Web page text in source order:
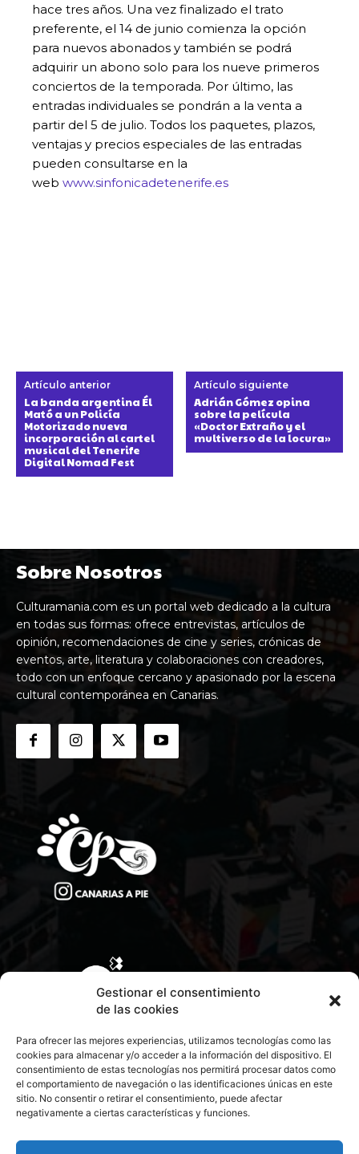
Gestionar el consentimiento
de las cookies
Para ofrecer las mejores experiencias, utilizamos tecnologías como las
cookies para almacenar y/o acceder a la información del dispositivo. El
consentimiento de estas tecnologías nos permitirá procesar datos como
el comportamiento de navegación o las identificaciones únicas en este
sitio. No consentir o retirar el consentimiento, puede afectar
negativamente a ciertas características y funciones.
hace tres años. Una vez finalizado el trato
preferente, el 14 de junio comienza la opción
para nuevos abonados y también se podrá
adquirir un abono solo para los nueve primeros
conciertos de la temporada. Por último, las
entradas individuales se pondrán a la venta a
partir del 5 de julio. Todos los paquetes, plazos,
ventajas y precios especiales de las entradas
pueden consultarse en la
web www.sinfonicadetenerife.es
Artículo anterior
La banda argentina Él
Mató a un Policía
Motorizado nueva
incorporación al cartel
musical del Tenerife
Digital Nomad Fest
Artículo siguiente
Adrián Gómez opina
sobre la película
«Doctor Extraño y el
multiverso de la locura»
Sobre Nosotros
Culturamania.com es un portal web dedicado a la cultura
en todas sus formas: ofrece entrevistas, artículos de
opinión, recomendaciones de cine y series, crónicas de
eventos, arte, literatura y colaboraciones con creadores,
todo con un enfoque cercano y apasionado por la escena
cultural contemporánea en Canarias.
CONTACTA CON NOSOTROS